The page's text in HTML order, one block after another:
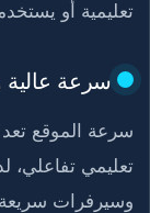
تعليمية أو
سرعة عالية
سرعة الموقع
تعليمي تفاعلي،
وسيرفرات